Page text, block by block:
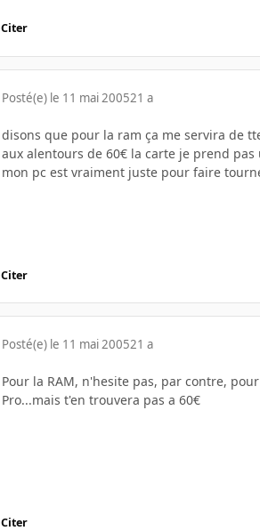
Citer
Posté(e) le 11 mai 200521 a
disons que pour la ram ça me servira de
aux alentours de 60€ la carte je prend
mon pc est vraiment juste pour faire
Citer
Posté(e) le 11 mai 200521 a
Pour la RAM, n'hesite pas, par contre,
Pro...mais t'en trouvera pas a 60€
Citer